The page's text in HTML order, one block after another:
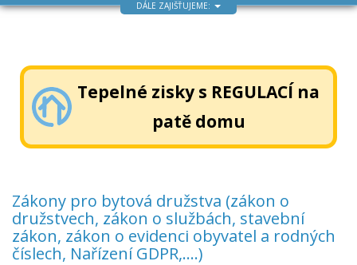
DÁLE ZAJIŠŤUJEME:
Tepelné zisky s REGULACÍ na
patě domu
Zákony pro bytová družstva (zákon o
družstvech, zákon o službách, stavební
zákon, zákon o evidenci obyvatel a rodných
číslech, Nařízení GDPR,....)